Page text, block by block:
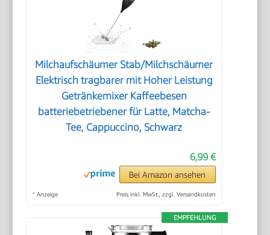
Milchaufschäumer Stab/Milchschäumer
Elektrisch tragbarer mit Hoher Leistung
Getränkemixer Kaffeebesen
batteriebetriebener für Latte, Matcha-
Tee, Cappuccino, Schwarz
6,99 €
Bei Amazon ansehen
* Anzeige Preis inkl. MwSt., zzgl. Versandkosten
EMPFEHLUNG